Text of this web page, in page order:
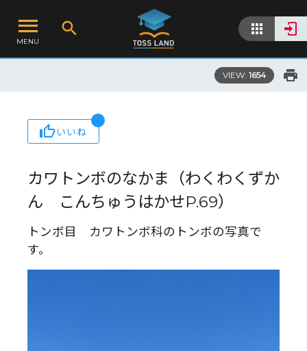
MENU
VIEW: 1654
いいね
カワトンボのなかま（わくわくずか
ん こんちゅうはかせP.69）
トンボ目 カワトンボ科のトンボの写真で
す。